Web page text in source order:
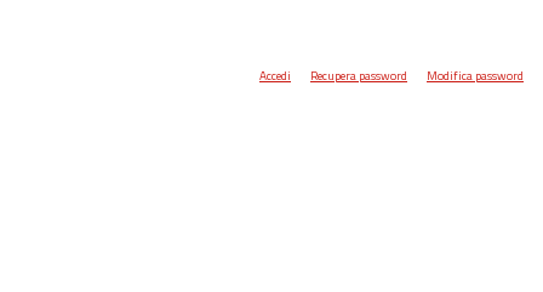
Accedi Recupera password Modifica password